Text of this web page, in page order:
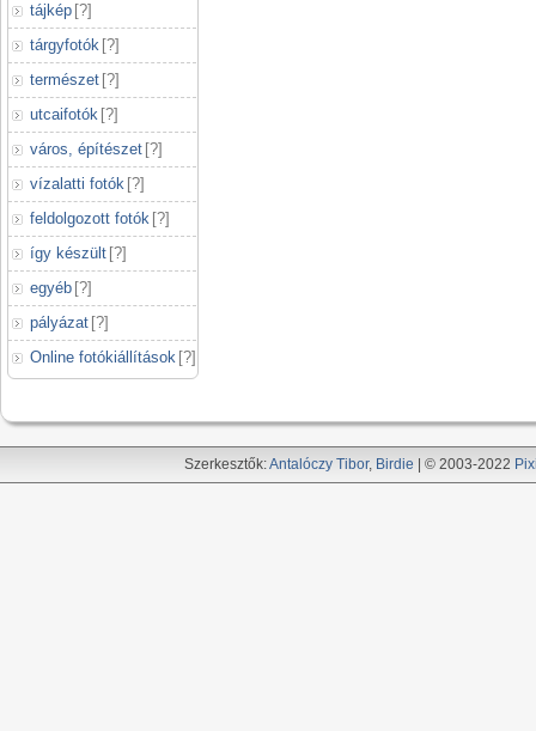
tájkép [?]
tárgyfotók [?]
természet [?]
utcaifotók [?]
város, építészet [?]
vízalatti fotók [?]
feldolgozott fotók [?]
így készült [?]
egyéb [?]
pályázat [?]
Online fotókiállítások [?]
Szerkesztők:Antalóczy Tibor, Birdie | © 2003-2022